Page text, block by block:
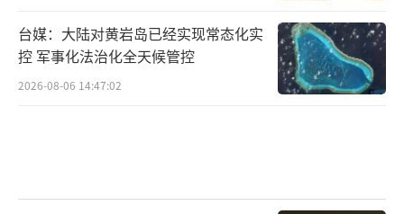
台媒：大陆对黄岩岛已经实现常态化实
控 军事化法治化全天候管控
2026-08-06 14:47:02